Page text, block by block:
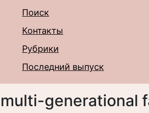
Поиск
Контакты
Рубрики
Последний выпуск
multi-generational